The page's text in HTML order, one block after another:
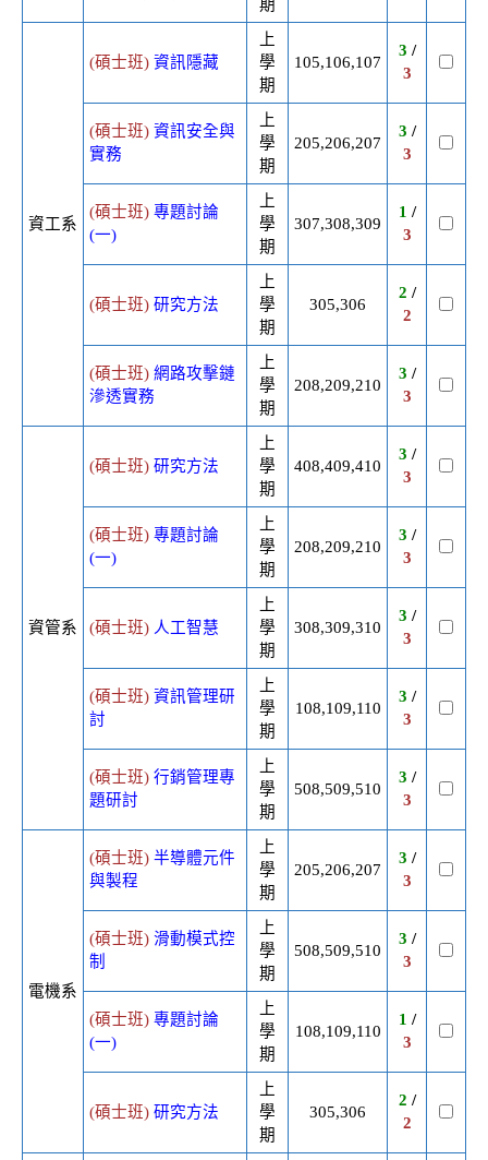
期
資工系
(碩士班) 資訊隱藏
上
學
期
105,106,107
3 /
3
(碩士班) 資訊安全與
實務
上
學
期
205,206,207
3 /
3
(碩士班) 專題討論
(一)
上
學
期
307,308,309
1 /
3
(碩士班) 研究方法
上
學
期
305,306
2 /
2
(碩士班) 網路攻擊鏈
滲透實務
上
學
期
208,209,210
3 /
3
資管系
(碩士班) 研究方法
上
學
期
408,409,410
3 /
3
(碩士班) 專題討論
(一)
上
學
期
208,209,210
3 /
3
(碩士班) 人工智慧
上
學
期
308,309,310
3 /
3
(碩士班) 資訊管理研
討
上
學
期
108,109,110
3 /
3
(碩士班) 行銷管理專
題研討
上
學
期
508,509,510
3 /
3
電機系
(碩士班) 半導體元件
與製程
上
學
期
205,206,207
3 /
3
(碩士班) 滑動模式控
制
上
學
期
508,509,510
3 /
3
(碩士班) 專題討論
(一)
上
學
期
108,109,110
1 /
3
(碩士班) 研究方法
上
學
期
305,306
2 /
2